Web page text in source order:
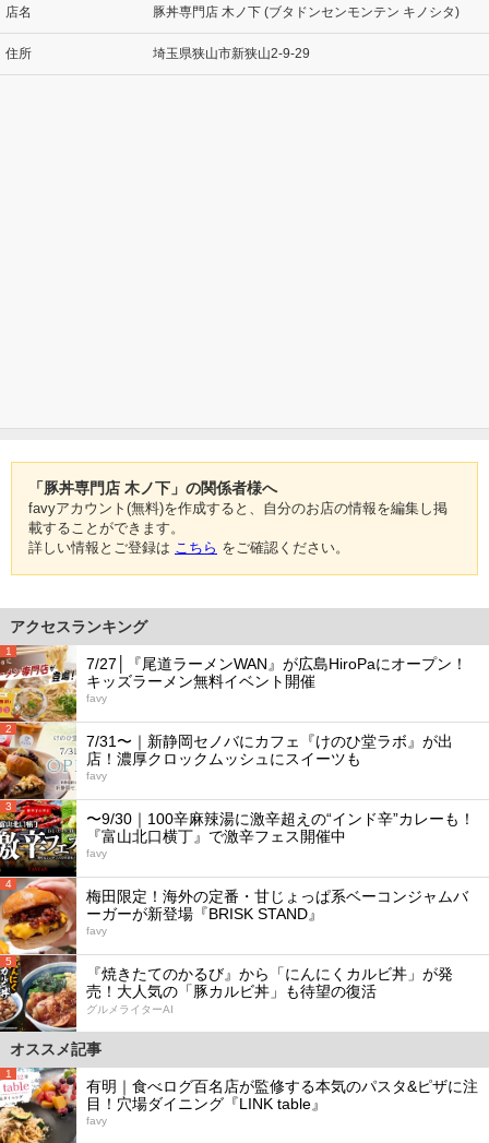
店名 豚丼専門店 木ノ下 (ブタドンセンモンテン キノシタ)
住所 埼玉県狭山市新狭山2-9-29
「豚丼専門店 木ノ下」の関係者様へ
favyアカウント(無料)を作成すると、自分のお店の情報を編集し掲
載することができます。
詳しい情報とご登録は こちら をご確認ください。
アクセスランキング
1
7/27│『尾道ラーメンWAN』が広島HiroPaにオープン！
キッズラーメン無料イベント開催
favy
2
7/31〜｜新静岡セノバにカフェ『けのひ堂ラボ』が出
店！濃厚クロックムッシュにスイーツも
favy
3
〜9/30｜100辛麻辣湯に激辛超えの“インド辛”カレーも！
『富山北口横丁』で激辛フェス開催中
favy
4
梅田限定！海外の定番・甘じょっぱ系ベーコンジャムバ
ーガーが新登場『BRISK STAND』
favy
5
『焼きたてのかるび』から「にんにくカルビ丼」が発
売！大人気の「豚カルビ丼」も待望の復活
グルメライターAI
オススメ記事
1
有明｜食べログ百名店が監修する本気のパスタ&ピザに注
目！穴場ダイニング『LINK table』
favy